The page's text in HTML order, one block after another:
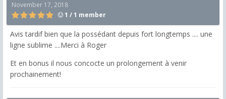
November 17, 2018
1 / 1 member
Avis tardif bien que la possédant depuis fort longtemps .... une
ligne sublime ....Merci à Roger
Et en bonus il nous concocte un prolongement à venir
prochainement!